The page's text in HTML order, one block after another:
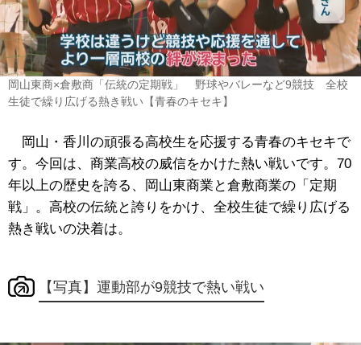
岡山東商×倉敷商「伝統の定期戦」 野球やバレーなど9競技 全校
生徒で繰り広げる熱き戦い【青春のキセキ】
岡山・香川の頑張る高校生を応援する青春のキセキで
す。今回は、商業高校の威信をかけた熱い戦いです。70
年以上の歴史を誇る、岡山東商業と倉敷商業の「定期
戦」。高校の伝統と誇りをかけ、全校生徒で繰り広げる
熱き戦いの決着は。
【写真】運動部が9競技で熱い戦い